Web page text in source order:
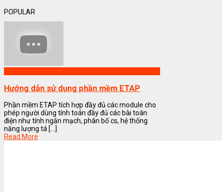
POPULAR
Hướng dẫn sử dụng phần mềm ETAP
Phần mềm ETAP tích hợp đầy đủ các module cho
phép người dùng tính toán đầy đủ các bài toán
điện như tính ngắn mạch, phân bố cs, hệ thống
năng lượng tá [...]
Read More